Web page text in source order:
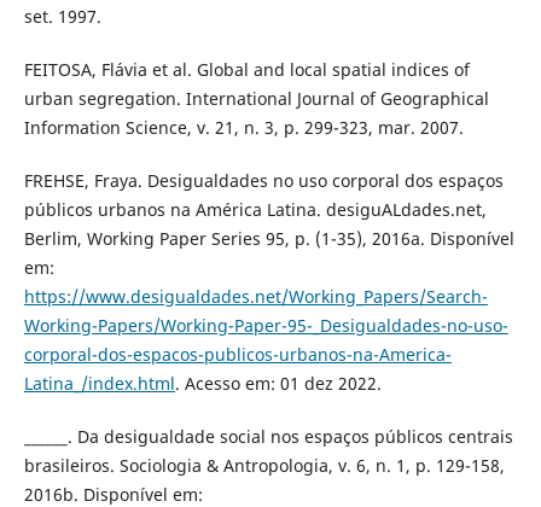
set. 1997.
FEITOSA, Flávia et al. Global and local spatial indices of
urban segregation. International Journal of Geographical
Information Science, v. 21, n. 3, p. 299-323, mar. 2007.
FREHSE, Fraya. Desigualdades no uso corporal dos espaços
públicos urbanos na América Latina. desiguALdades.net,
Berlim, Working Paper Series 95, p. (1-35), 2016a. Disponível
em:
https://www.desigualdades.net/Working_Papers/Search-
Working-Papers/Working-Paper-95-_Desigualdades-no-uso-
corporal-dos-espacos-publicos-urbanos-na-America-
Latina_/index.html. Acesso em: 01 dez 2022.
______. Da desigualdade social nos espaços públicos centrais
brasileiros. Sociologia & Antropologia, v. 6, n. 1, p. 129-158,
2016b. Disponível em: